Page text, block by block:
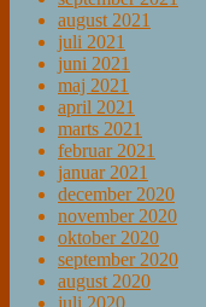
august 2021
juli 2021
juni 2021
maj 2021
april 2021
marts 2021
februar 2021
januar 2021
december 2020
november 2020
oktober 2020
september 2020
august 2020
juli 2020